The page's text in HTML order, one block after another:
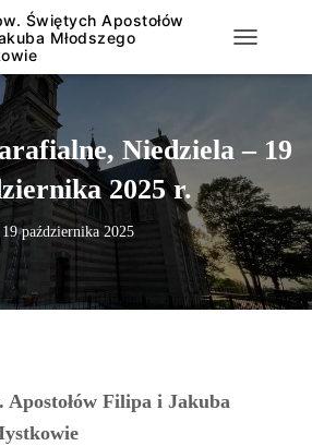
Niedziela – 19
2025 r.
19 października 2025
Apostołów Filipa i Jakuba